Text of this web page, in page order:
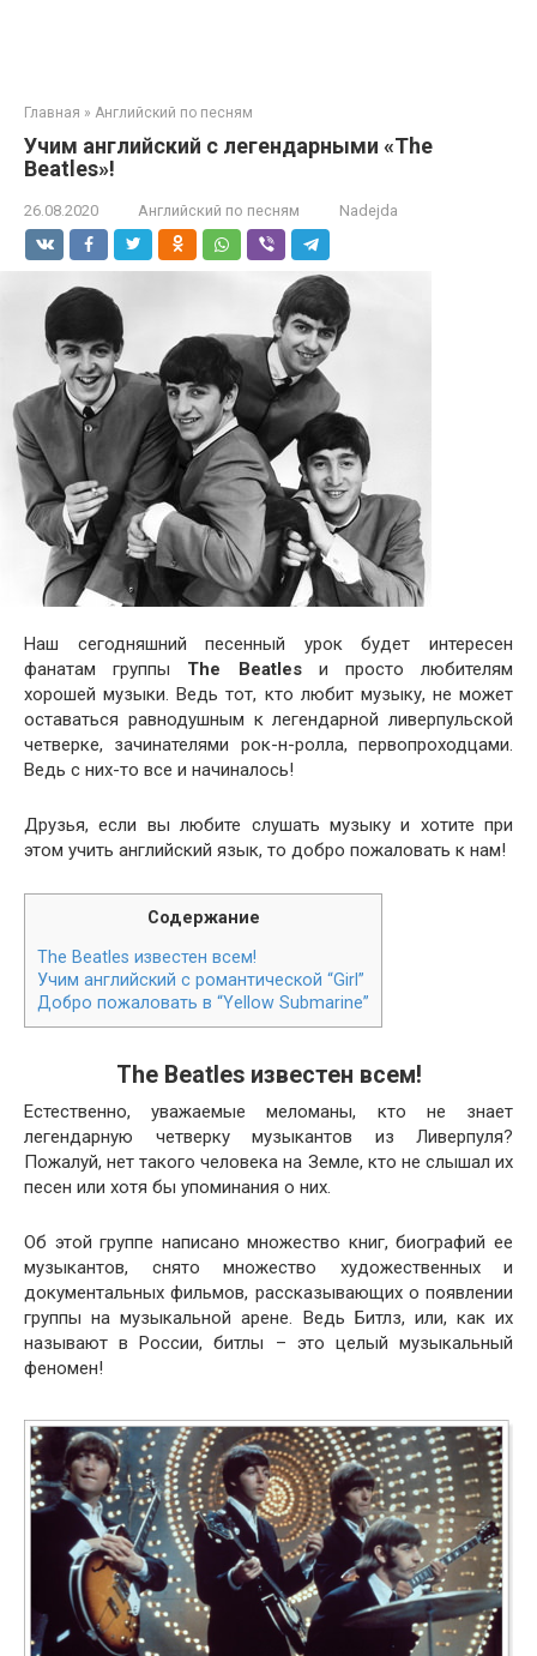
Главная » Английский по песням
Учим английский с легендарными «The
Beatles»!
26.08.2020 Английский по песням Nadejda
Наш сегодняшний песенный урок будет интересен
фанатам группы The Bea­t­lesи просто любителям
хорошей музыки. Ведь тот, кто любит музыку, не может
оставаться равнодушным к легендарной ливерпульской
четверке, зачинателями рок-н-ролла, первопроходцами.
Ведь с них-то все и начиналось!
Друзья, если вы любите слушать музыку и хотите при
этом учить английский язык, то добро пожаловать к нам!
Содержание
The Bea­t­les известен всем!
Учим английский с романтической “Girl”
Добро пожаловать в “Yel­low Submarine”
The Beatles известен всем!
Естественно, уважаемые меломаны, кто не знает
легендарную четверку музыкантов из Ливерпуля?
Пожалуй, нет такого человека на Земле, кто не слышал их
песен или хотя бы упоминания о них.
Об этой группе написано множество книг, биографий ее
музыкантов, снято множество художественных и
документальных фильмов, рассказывающих о появлении
группы на музыкальной арене. Ведь Битлз, или, как их
называют в России, битлы – это целый музыкальный
феномен!